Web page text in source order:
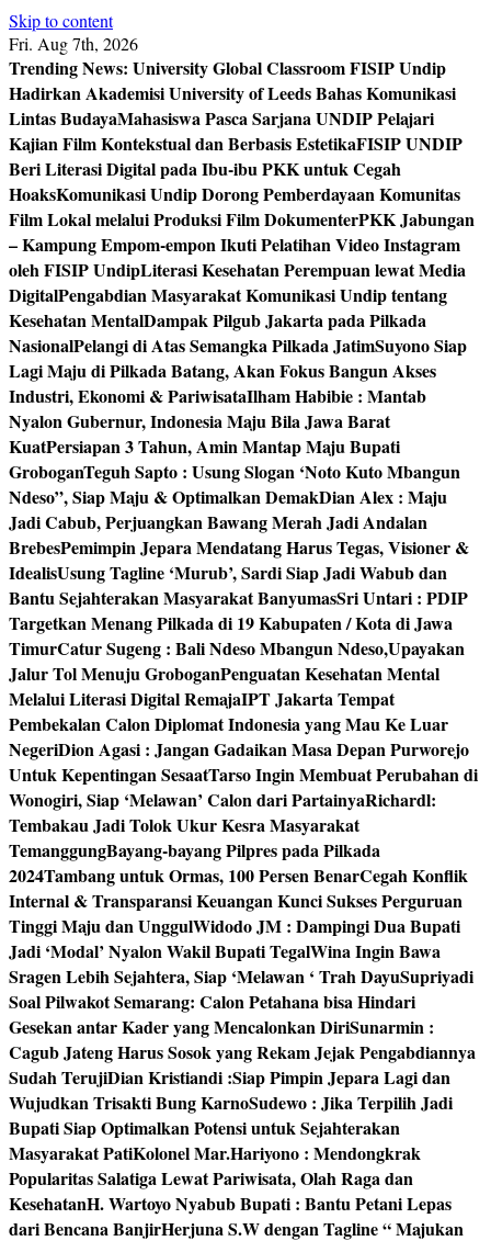
Skip to content
Fri. Aug 7th, 2026
Trending News: University Global Classroom FISIP Undip
Hadirkan Akademisi University of Leeds Bahas Komunikasi
Lintas BudayaMahasiswa Pasca Sarjana UNDIP Pelajari
Kajian Film Kontekstual dan Berbasis EstetikaFISIP UNDIP
Beri Literasi Digital pada Ibu-ibu PKK untuk Cegah
HoaksKomunikasi Undip Dorong Pemberdayaan Komunitas
Film Lokal melalui Produksi Film DokumenterPKK Jabungan
– Kampung Empom-empon Ikuti Pelatihan Video Instagram
oleh FISIP UndipLiterasi Kesehatan Perempuan lewat Media
DigitalPengabdian Masyarakat Komunikasi Undip tentang
Kesehatan MentalDampak Pilgub Jakarta pada Pilkada
NasionalPelangi di Atas Semangka Pilkada JatimSuyono Siap
Lagi Maju di Pilkada Batang, Akan Fokus Bangun Akses
Industri, Ekonomi & PariwisataIlham Habibie : Mantab
Nyalon Gubernur, Indonesia Maju Bila Jawa Barat
KuatPersiapan 3 Tahun, Amin Mantap Maju Bupati
GroboganTeguh Sapto : Usung Slogan ‘Noto Kuto Mbangun
Ndeso”, Siap Maju & Optimalkan DemakDian Alex : Maju
Jadi Cabub, Perjuangkan Bawang Merah Jadi Andalan
BrebesPemimpin Jepara Mendatang Harus Tegas, Visioner &
IdealisUsung Tagline ‘Murub’, Sardi Siap Jadi Wabub dan
Bantu Sejahterakan Masyarakat BanyumasSri Untari : PDIP
Targetkan Menang Pilkada di 19 Kabupaten / Kota di Jawa
TimurCatur Sugeng : Bali Ndeso Mbangun Ndeso,Upayakan
Jalur Tol Menuju GroboganPenguatan Kesehatan Mental
Melalui Literasi Digital RemajaIPT Jakarta Tempat
Pembekalan Calon Diplomat Indonesia yang Mau Ke Luar
NegeriDion Agasi : Jangan Gadaikan Masa Depan Purworejo
Untuk Kepentingan SesaatTarso Ingin Membuat Perubahan di
Wonogiri, Siap ‘Melawan’ Calon dari PartainyaRichardl:
Tembakau Jadi Tolok Ukur Kesra Masyarakat
TemanggungBayang-bayang Pilpres pada Pilkada
2024Tambang untuk Ormas, 100 Persen BenarCegah Konflik
Internal & Transparansi Keuangan Kunci Sukses Perguruan
Tinggi Maju dan UnggulWidodo JM : Dampingi Dua Bupati
Jadi ‘Modal’ Nyalon Wakil Bupati TegalWina Ingin Bawa
Sragen Lebih Sejahtera, Siap ‘Melawan ‘ Trah DayuSupriyadi
Soal Pilwakot Semarang: Calon Petahana bisa Hindari
Gesekan antar Kader yang Mencalonkan DiriSunarmin :
Cagub Jateng Harus Sosok yang Rekam Jejak Pengabdiannya
Sudah TerujiDian Kristiandi :Siap Pimpin Jepara Lagi dan
Wujudkan Trisakti Bung KarnoSudewo : Jika Terpilih Jadi
Bupati Siap Optimalkan Potensi untuk Sejahterakan
Masyarakat PatiKolonel Mar.Hariyono : Mendongkrak
Popularitas Salatiga Lewat Pariwisata, Olah Raga dan
KesehatanH. Wartoyo Nyabub Bupati : Bantu Petani Lepas
dari Bencana BanjirHerjuna S.W dengan Tagline “ Majukan